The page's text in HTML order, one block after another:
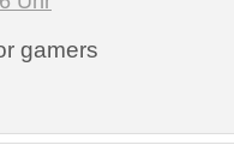
gamers